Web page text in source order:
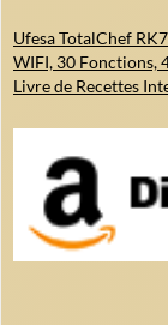
Ufesa TotalChef
WIFI, 30 Fonctions,
Livre de Recettes